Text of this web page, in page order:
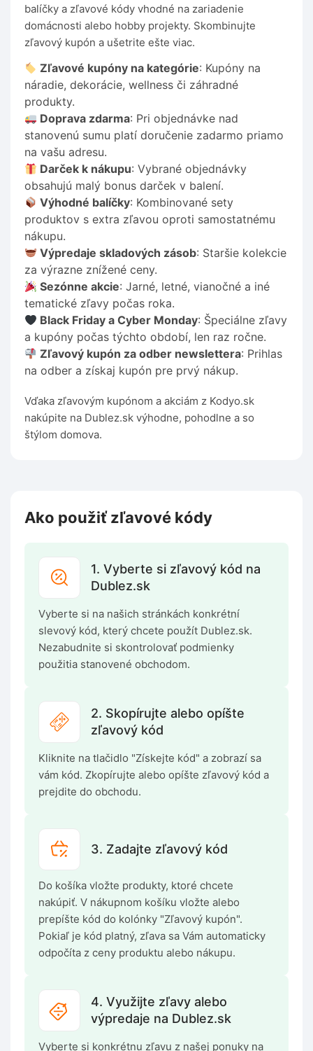
balíčky a zľavové kódy vhodné na zariadenie
domácnosti alebo hobby projekty. Skombinujte
zľavový kupón a ušetrite ešte viac.
Zľavové kupóny na kategórie: Kupóny na
náradie, dekorácie, wellness či záhradné
produkty.
Doprava zdarma: Pri objednávke nad
stanovenú sumu platí doručenie zadarmo priamo
na vašu adresu.
Darček k nákupu: Vybrané objednávky
obsahujú malý bonus darček v balení.
Výhodné balíčky: Kombinované sety
produktov s extra zľavou oproti samostatnému
nákupu.
Výpredaje skladových zásob: Staršie kolekcie
za výrazne znížené ceny.
Sezónne akcie: Jarné, letné, vianočné a iné
tematické zľavy počas roka.
Black Friday a Cyber Monday: Špeciálne zľavy
a kupóny počas týchto období, len raz ročne.
Zľavový kupón za odber newslettera: Prihlas
na odber a získaj kupón pre prvý nákup.
Vďaka zľavovým kupónom a akciám z Kodyo.sk
nakúpite na Dublez.sk výhodne, pohodlne a so
štýlom domova.
Ako použiť zľavové kódy
1. Vyberte si zľavový kód na
Dublez.sk
Vyberte si na našich stránkách konkrétní
slevový kód, který chcete použít Dublez.sk.
Nezabudnite si skontrolovať podmienky
použitia stanovené obchodom.
2. Skopírujte alebo opíšte
zľavový kód
Kliknite na tlačidlo "Získejte kód" a zobrazí sa
vám kód. Zkopírujte alebo opíšte zľavový kód a
prejdite do obchodu.
3. Zadajte zľavový kód
Do košíka vložte produkty, ktoré chcete
nakúpiť. V nákupnom košíku vložte alebo
prepíšte kód do kolónky "Zľavový kupón".
Pokiaľ je kód platný, zľava sa Vám automaticky
odpočíta z ceny produktu alebo nákupu.
4. Využijte zľavy alebo
výpredaje na Dublez.sk
Vyberte si konkrétnu zľavu z našej ponuky na